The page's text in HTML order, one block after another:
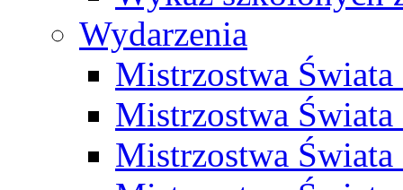
Wydarzenia
Mistrzostwa
Mistrzostwa
Mistrzostwa